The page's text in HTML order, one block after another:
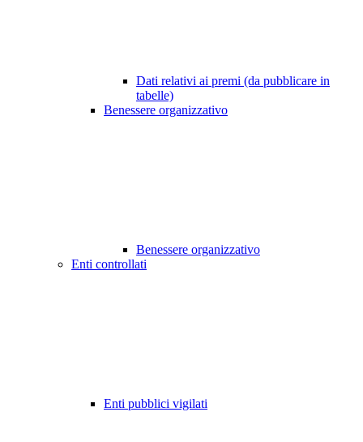
Dati relativi ai premi (da pubblicare in
tabelle)
Benessere organizzativo
Benessere organizzativo
Enti controllati
Enti pubblici vigilati